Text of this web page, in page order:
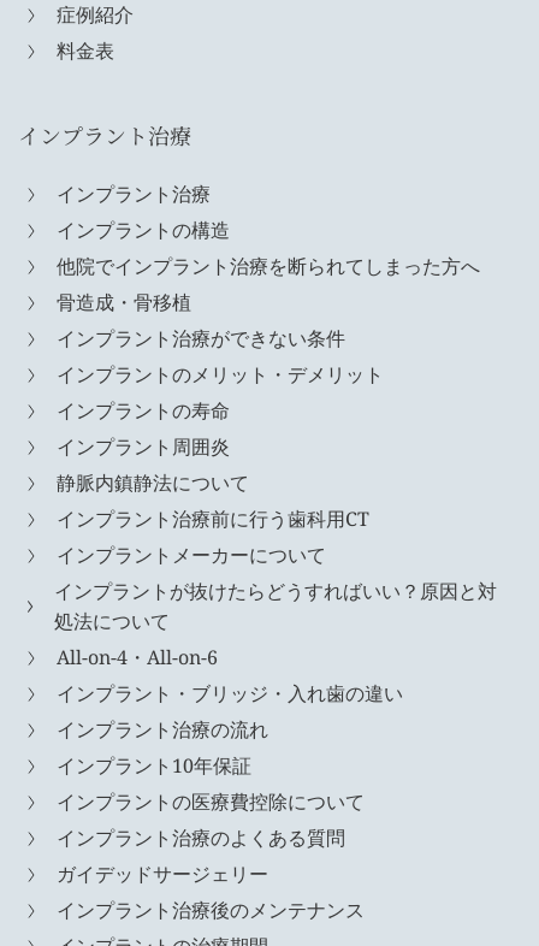
症例紹介
料金表
インプラント治療
インプラント治療
インプラントの構造
他院でインプラント治療を断られてしまった方へ
骨造成・骨移植
インプラント治療ができない条件
インプラントのメリット・デメリット
インプラントの寿命
インプラント周囲炎
静脈内鎮静法について
インプラント治療前に行う歯科用CT
インプラントメーカーについて
インプラントが抜けたらどうすればいい？原因と対
処法について
All-on-4・All-on-6
インプラント・ブリッジ・入れ歯の違い
インプラント治療の流れ
インプラント10年保証
インプラントの医療費控除について
インプラント治療のよくある質問
ガイデッドサージェリー
インプラント治療後のメンテナンス